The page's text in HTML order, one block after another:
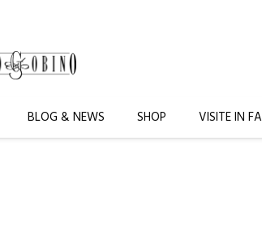
BLOG & NEWS SHOP VISITE IN